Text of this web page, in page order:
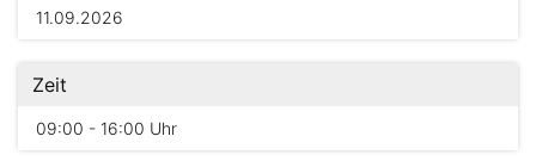
11.09.2026
Zeit
09:00 - 16:00 Uhr